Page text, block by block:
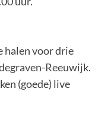
halen voor drie
Reeuwijk.
(goede) live